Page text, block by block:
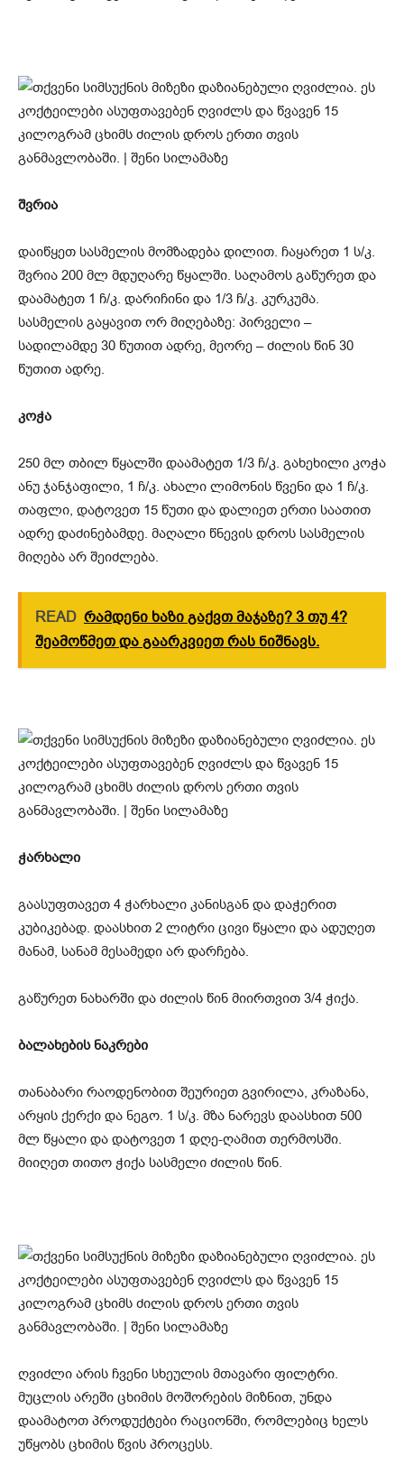
შვრია
დაიწყეთ სასმელის მომზადება დილით. ჩაყარეთ 1 ს/კ.
შვრია 200 მლ მდუღარე წყალში. საღამოს გაწურეთ და
დაამატეთ 1 ჩ/კ. დარიჩინი და 1/3 ჩ/კ. კურკუმა.
სასმელის გაყავით ორ მიღებაზე: პირველი –
სადილამდე 30 წუთით ადრე, მეორე – ძილის წინ 30
წუთით ადრე.
კოჭა
250 მლ თბილ წყალში დაამატეთ 1/3 ჩ/კ. გახეხილი კოჭა
ანუ ჯანჯაფილი, 1 ჩ/კ. ახალი ლიმონის წვენი და 1 ჩ/კ.
თაფლი, დატოვეთ 15 წუთი და დალიეთ ერთი საათით
ადრე დაძინებამდე. მაღალი წნევის დროს სასმელის
მიღება არ შეიძლება.
READ რამდენი ხაზი გაქვთ მაჯაზე? 3 თუ 4?
შეამოწმეთ და გაარკვიეთ რას ნიშნავს.
ჭარხალი
გაასუფთავეთ 4 ჭარხალი კანისგან და დაჭერით
კუბიკებად. დაასხით 2 ლიტრი ცივი წყალი და ადუღეთ
მანამ, სანამ მესამედი არ დარჩება.
გაწურეთ ნახარში და ძილის წინ მიირთვით 3/4 ჭიქა.
ბალახების ნაკრები
თანაბარი რაოდენობით შეურიეთ გვირილა, კრაზანა,
არყის ქერქი და ნეგო. 1 ს/კ. მზა ნარევს დაასხით 500
მლ წყალი და დატოვეთ 1 დღე-ღამით თერმოსში.
მიიღეთ თითო ჭიქა სასმელი ძილის წინ.
ღვიძლი არის ჩვენი სხეულის მთავარი ფილტრი.
მუცლის არეში ცხიმის მოშორების მიზნით, უნდა
დაამატოთ პროდუქტები რაციონში, რომლებიც ხელს
უწყობს ცხიმის წვის პროცესს.